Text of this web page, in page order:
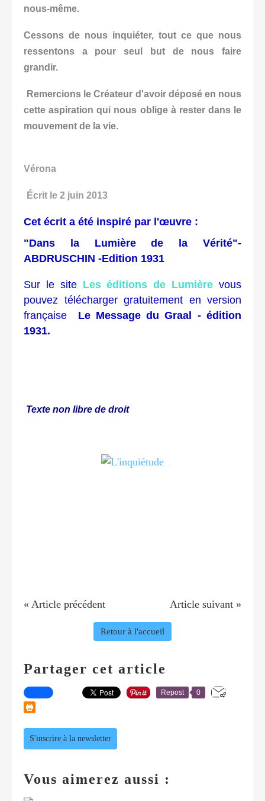
nous-même.
Cessons de nous inquiéter, tout ce que nous
ressentons a pour seul but de nous faire
grandir.
Remercions le Créateur d'avoir déposé en nous
cette aspiration qui nous oblige à rester dans le
mouvement de la vie.
Vérona
Écrit le 2 juin 2013
Cet écrit a été inspiré par l'œuvre :
"Dans la Lumière de la Vérité"-
ABDRUSCHIN -Edition 1931
Sur le site Les éditions de Lumière vous
pouvez télécharger gratuitement en version
française Le Message du Graal - édition
1931.
Texte non libre de droit
« Article précédent Article suivant »
Retour à l'accueil
Partager cet article
Repost 0
S'inscrire à la newsletter
Vous aimerez aussi :